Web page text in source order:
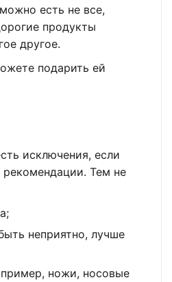
есть не все,
продукты
другое.
подарить ей
исключения, если
рекомендации. Тем не
неприятно, лучше
ножи, носовые